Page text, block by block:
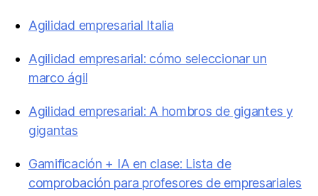
Agilidad empresarial Italia
Agilidad empresarial: cómo seleccionar un
marco ágil
Agilidad empresarial: A hombros de gigantes y
gigantas
Gamificación + IA en clase: Lista de
comprobación para profesores de empresariales